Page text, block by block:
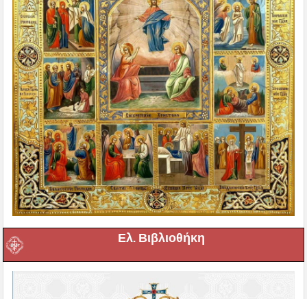
Ελ. Βιβλιοθήκη